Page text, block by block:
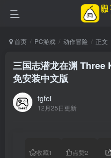
首页 PC游戏 动作冒险 正文
三国志潜龙在渊
免安装中文版
tgfei
12月25日更新
收藏1 点赞2